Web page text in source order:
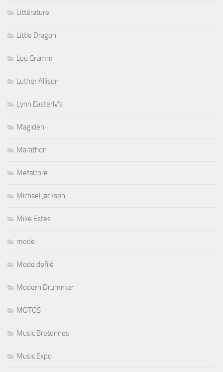
Littérature
Little Dragon
Lou Gramm
Luther Allison
Lynn Easterly's
Magicien
Marathon
Metalcore
Michael Jackson
Mike Estes
mode
Mode defilé
Modern Drummer
MOTOS
Music Bretonnes
Music Expo